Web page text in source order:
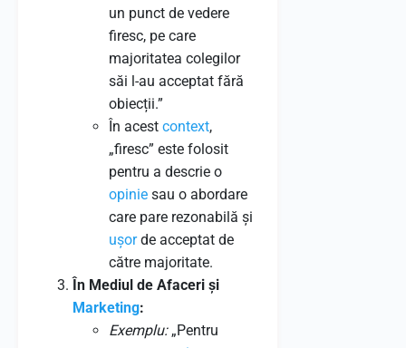
un punct de vedere
firesc, pe care
majoritatea colegilor
săi l-au acceptat fără
obiecții.”
În acest context,
„firesc” este folosit
pentru a descrie o
opinie sau o abordare
care pare rezonabilă și
ușorde acceptat de
către majoritate.
În Mediul de Afaceri și
Marketing:
Exemplu:„Pentru